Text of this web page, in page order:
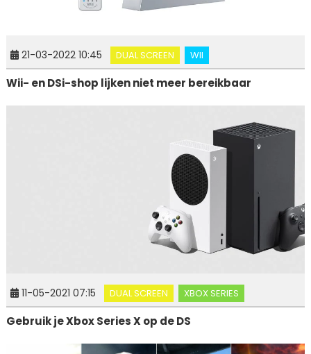
21-03-2022 10:45 DUAL SCREEN WII
Wii- en DSi-shop lijken niet meer bereikbaar
11-05-2021 07:15 DUAL SCREEN XBOX SERIES
Gebruik je Xbox Series X op de DS